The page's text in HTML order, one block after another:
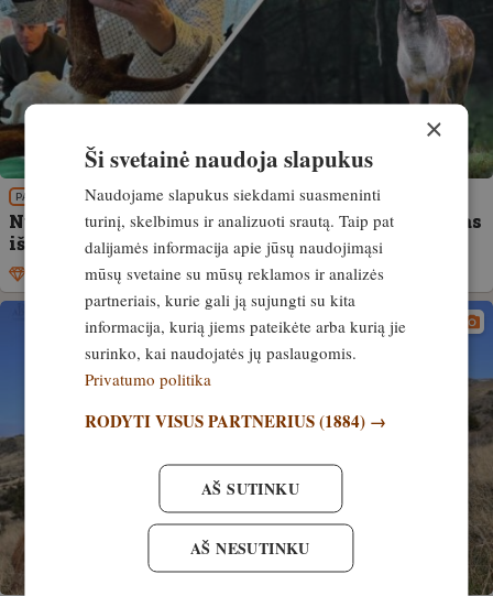
PATIRTIS
Nustatytas naujas pasaulio rekordas! Sumedžiotas
išskirtinis danielius
Išskirtinis 25. sausis, 2025
×
Ši svetainė naudoja slapukus
Naudojame slapukus siekdami suasmeninti
turinį, skelbimus ir analizuoti srautą. Taip pat
dalijamės informacija apie jūsų naudojimąsi
mūsų svetaine su mūsų reklamos ir analizės
partneriais, kurie gali ją sujungti su kita
informacija, kurią jiems pateikėte arba kurią jie
surinko, kai naudojatės jų paslaugomis.
Privatumo politika
RODYTI VISUS PARTNERIUS(1884) →
AŠ SUTINKU
AŠ NESUTINKU